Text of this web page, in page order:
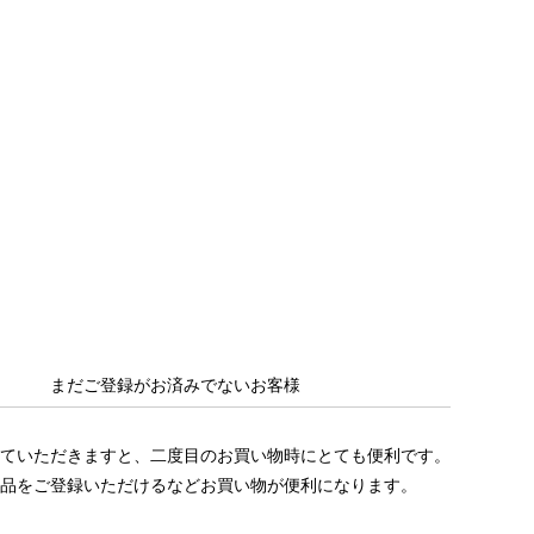
まだご登録がお済みでないお客様
いただきますと、二度目のお買い物時にとても便利です。
をご登録いただけるなどお買い物が便利になります。